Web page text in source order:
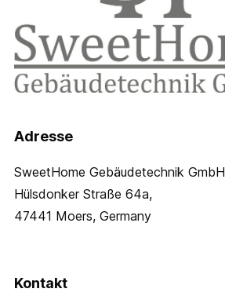
Adresse
SweetHome Gebäudetechnik GmbH
Hülsdonker Straße 64a,
47441 Moers, Germany
Kontakt